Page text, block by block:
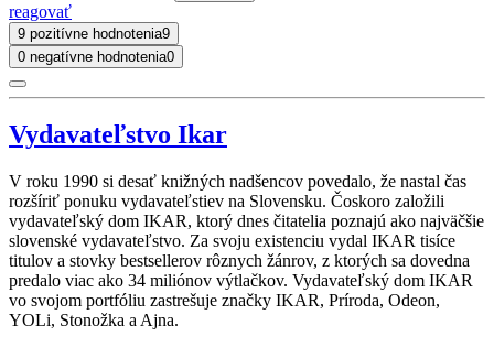
reagovať
9 pozitívne hodnotenia9
0 negatívne hodnotenia0
Vydavateľstvo Ikar
V roku 1990 si desať knižných nadšencov povedalo, že nastal čas
rozšíriť ponuku vydavateľstiev na Slovensku. Čoskoro založili
vydavateľský dom IKAR, ktorý dnes čitatelia poznajú ako najväčšie
slovenské vydavateľstvo. Za svoju existenciu vydal IKAR tisíce
titulov a stovky bestsellerov rôznych žánrov, z ktorých sa dovedna
predalo viac ako 34 miliónov výtlačkov. Vydavateľský dom IKAR
vo svojom portfóliu zastrešuje značky IKAR, Príroda, Odeon,
YOLi, Stonožka a Ajna.